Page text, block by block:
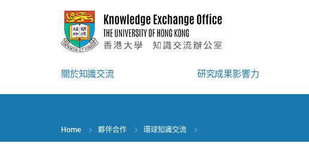
關於知識交流 研究成果影響力
Home 夥伴合作 環球知識交流